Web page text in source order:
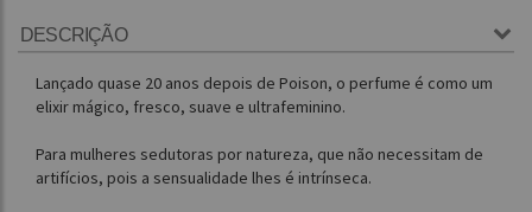
DESCRIÇÃO
Lançado quase 20 anos depois de Poison, o perfume é como um
elixir mágico, fresco, suave e ultrafeminino.
Para mulheres sedutoras por natureza, que não necessitam de
artifícios, pois a sensualidade lhes é intrínseca.